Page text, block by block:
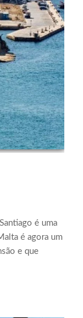
é uma
é agora um
e que